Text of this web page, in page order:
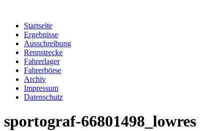
springen
(Enter
drücken)
Startseite
Ergebnisse
Ausschreibung
Rennstrecke
Fahrerlager
Fahrerbörse
Archiv
Impressum
Datenschutz
sportograf-66801498_lowres